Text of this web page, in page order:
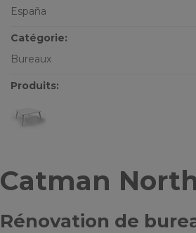
España
Catégorie:
Bureaux
Produits:
Catman
Rénovation de